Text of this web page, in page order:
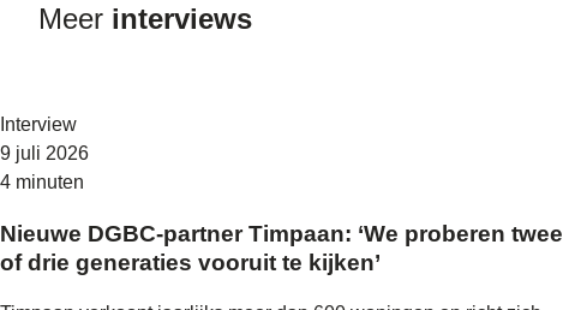
Meer interviews
Interview
9 juli 2026
4 minuten
Nieuwe DGBC-partner Timpaan: ‘We proberen twee
of drie generaties vooruit te kijken’